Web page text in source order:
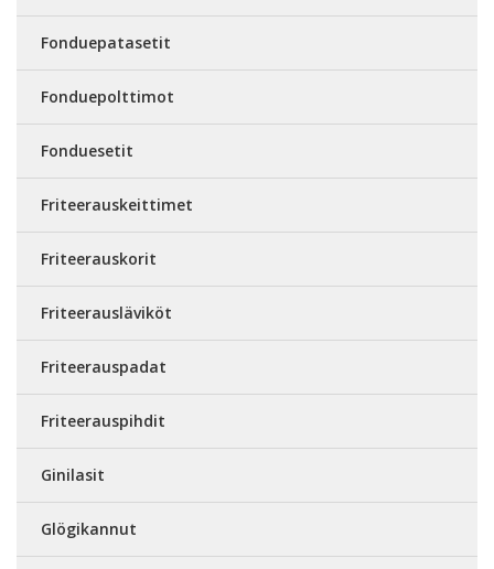
Fonduepatasetit
Fonduepolttimot
Fonduesetit
Friteerauskeittimet
Friteerauskorit
Friteerausläviköt
Friteerauspadat
Friteerauspihdit
Ginilasit
Glögikannut